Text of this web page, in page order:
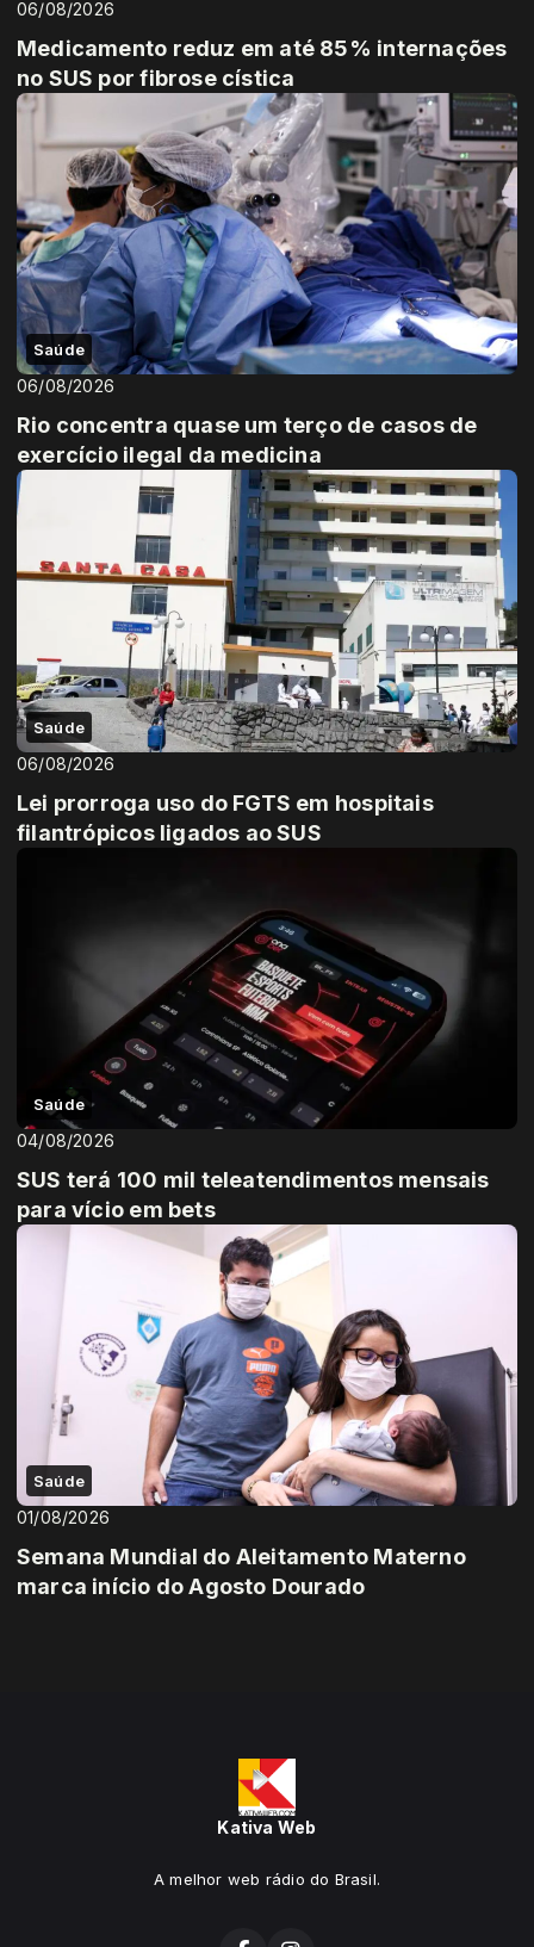
06/08/2026
Medicamento reduz em até 85% internações
no SUS por fibrose cística
Saúde
06/08/2026
Rio concentra quase um terço de casos de
exercício ilegal da medicina
Saúde
06/08/2026
Lei prorroga uso do FGTS em hospitais
filantrópicos ligados ao SUS
Saúde
04/08/2026
SUS terá 100 mil teleatendimentos mensais
para vício em bets
Saúde
01/08/2026
Semana Mundial do Aleitamento Materno
marca início do Agosto Dourado
Kativa Web
A melhor web rádio do Brasil.